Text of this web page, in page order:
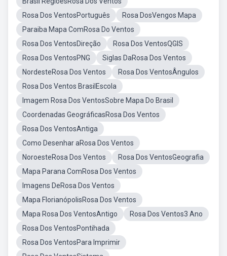
Rosa Dos VentosPortuguês
Rosa DosVengos Mapa
Paraiba Mapa ComRosa Do Ventos
Rosa Dos VentosDireção
Rosa Dos VentosQGIS
Rosa Dos VentosPNG
Siglas DaRosa Dos Ventos
NordesteRosa Dos Ventos
Rosa Dos VentosÂngulos
Rosa Dos Ventos BrasilEscola
Imagem Rosa Dos VentosSobre Mapa Do Brasil
Coordenadas GeográficasRosa Dos Ventos
Rosa Dos VentosAntiga
Como Desenhar aRosa Dos Ventos
NoroesteRosa Dos Ventos
Rosa Dos VentosGeografia
Mapa Parana ComRosa Dos Ventos
Imagens DeRosa Dos Ventos
Mapa FlorianópolisRosa Dos Ventos
Mapa Rosa Dos VentosAntigo
Rosa Dos Ventos3 Ano
Rosa Dos VentosPontihada
Rosa Dos VentosPara Imprimir